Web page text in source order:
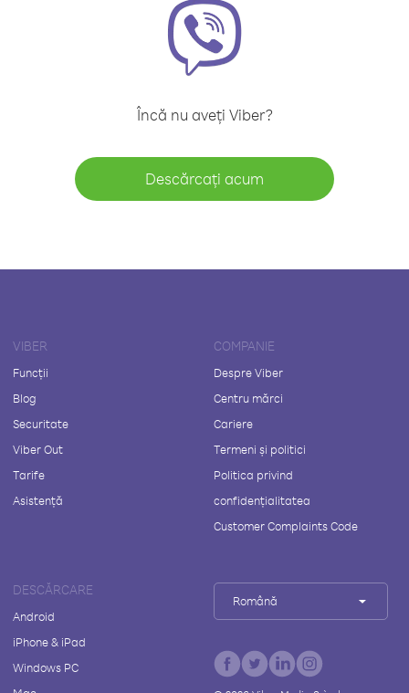
Încă nu aveți Viber?
Descărcați acum
VIBER
Funcții
Blog
Securitate
Viber Out
Tarife
Asistență
COMPANIE
Despre Viber
Centru mărci
Cariere
Termeni și politici
Politica privind
confidențialitatea
Customer Complaints Code
DESCĂRCARE
Android
iPhone & iPad
Windows PC
Română